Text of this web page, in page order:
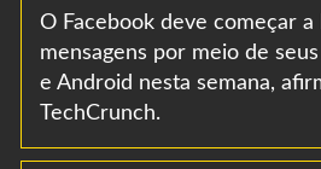
O Facebook deve começar
mensagens por meio de
e Android nesta semana,
TechCrunch.